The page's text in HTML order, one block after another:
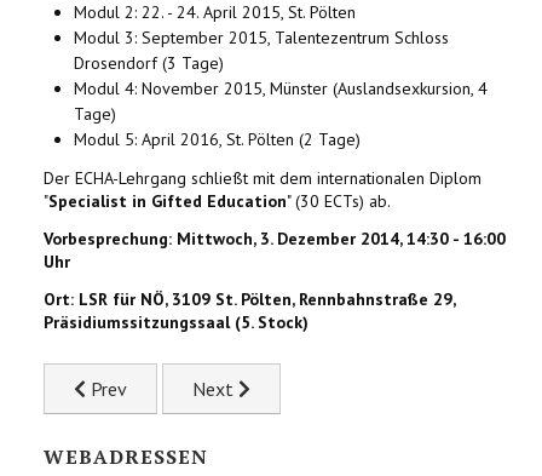
Modul 2: 22. - 24. April 2015, St. Pölten
Modul 3: September 2015, Talentezentrum Schloss
Drosendorf (3 Tage)
Modul 4: November 2015, Münster (Auslandsexkursion, 4
Tage)
Modul 5: April 2016, St. Pölten (2 Tage)
Der ECHA-Lehrgang schließt mit dem internationalen Diplom
"Specialist in Gifted Education" (30 ECTs) ab.
Vorbesprechung: Mittwoch, 3. Dezember 2014, 14:30 - 16:00
Uhr
Ort: LSR für NÖ, 3109 St. Pölten, Rennbahnstraße 29,
Präsidiumssitzungssaal (5. Stock)
Previous article: Weihnachten 2014
Prev Next article: Was macht Schule
Next
WEBADRESSEN